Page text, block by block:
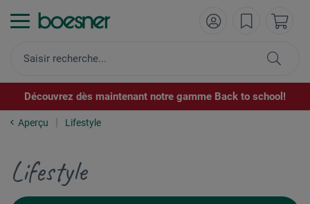
Découvrez dès maintenant notre gamme Back to school!
Aperçu Lifestyle
Lifestyle